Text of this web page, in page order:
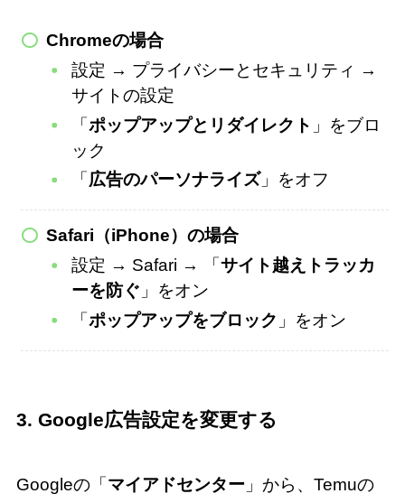
Chromeの場合
設定 → プライバシーとセキュリティ →
サイトの設定
「ポップアップとリダイレクト 」をブロ
ック
「 広告のパーソナライズ」をオフ
Safari（iPhone）の場合
設定 → Safari → 「サイト越えトラッカ
ーを防ぐ 」をオン
「ポップアップをブロック 」をオン
3. Google広告設定を変更する
Googleの「 マイアドセンター 」から、Temuの